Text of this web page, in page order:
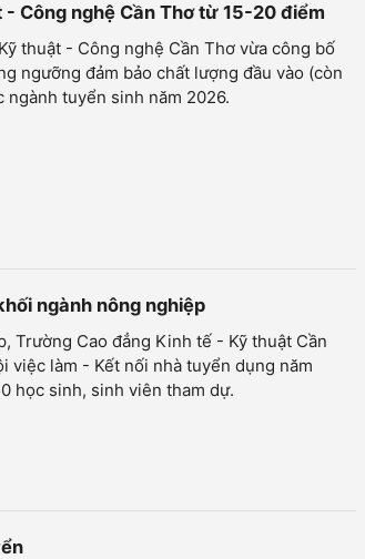
Công nghệ Cần Thơ từ 15-20 điểm
thuật - Công nghệ Cần Thơ vừa công bố
ngưỡng đảm bảo chất lượng đầu vào (còn
tuyển sinh năm 2026.
ngành nông nghiệp
Trường Cao đẳng Kinh tế - Kỹ thuật Cần
việc làm - Kết nối nhà tuyển dụng năm
học sinh, sinh viên tham dự.